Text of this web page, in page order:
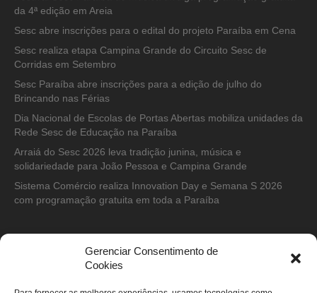
Gerenciar Consentimento de
Cookies
da 4ª edição em Areia
Sesc abre inscrições para o edital do projeto Paraíba em Cena
Sesc realiza etapa Campina Grande do Circuito Sesc de
Corridas em Setembro
Sesc Paraíba abre inscrições para a edição de julho do
Brincando nas Férias
Dia Nacional de Escolas de Portas Abertas mobiliza unidades da
Rede Sesc de Educação na Paraíba
Arraiá do Sesc 2026 leva tradição junina, música e
solidariedade para João Pessoa e Campina Grande
Sistema Comércio realiza Innovation Day e Semana S 2026
com programação gratuita em toda a Paraíba